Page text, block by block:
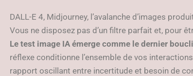
DALL-E 4, Midjourney, l’avalanche d’images
Vous ne disposez pas d’un filtre parfait et, pour
Le test image IA émerge comme le dernier
réflexe conditionne l’ensemble de vos
rapport oscillant entre incertitude et besoin de